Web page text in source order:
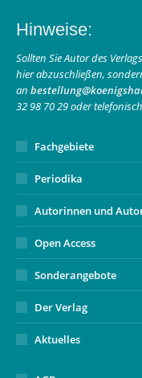
opens
in
new
window
opens
in
new
window
page
opens
in
new
window
Hinweise:
Sollten Sie Autor des
hier abzuschließen,
an
32 98 70 29 oder
Fachgebiete
Periodika
Autorinnen und
Open Access
Sonderangebote
Der Verlag
Aktuelles